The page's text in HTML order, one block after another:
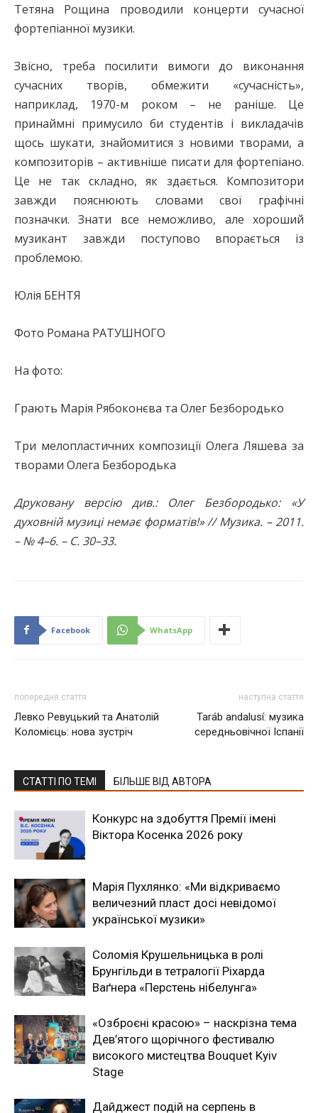
Тетяна Рощина проводили концерти сучасної
фортепіанної музики.
Звісно, треба посилити вимоги до виконання
сучасних творів, обмежити «сучасність»,
наприклад, 1970-м роком – не раніше. Це
принаймні примусило би студентів і викладачів
щось шукати, знайомитися з новими творами, а
композиторів – активніше писати для фортепіано.
Це не так складно, як здається. Композитори
завжди пояснюють словами свої графічні
позначки. Знати все неможливо, але хороший
музикант завжди поступово впорається із
проблемою.
Юлія БЕНТЯ
Фото Романа РАТУШНОГО
На фото:
Грають Марія Рябоконєва та Олег Безбородько
Три мелопластичних композиції Олега Ляшева за
творами Олега Безбородька
Друковану версію див.: Олег Безбородько: «У
духовній музиці немає форматів!» // Музика. – 2011.
– № 4–6. – С. 30–33.
Facebook WhatsApp
попередня стаття
Левко Ревуцький та Анатолій
Коломієць: нова зустріч
наступна стаття
Taráb andalusí: музика
середньовічної Іспанії
СТАТТІ ПО ТЕМІ БІЛЬШЕ ВІД АВТОРА
Конкурс на здобуття Премії імені
Віктора Косенка 2026 року
Марія Пухлянко: «Ми відкриваємо
величезний пласт досі невідомої
української музики»
Соломія Крушельницька в ролі
Брунгільди в тетралогії Ріхарда
Ваґнера «Перстень нібелунга»
«Озброєні красою» – наскрізна тема
Дев’ятого щорічного фестивалю
високого мистецтва Bouquet Kyiv
Stage
Дайджест подій на серпень в